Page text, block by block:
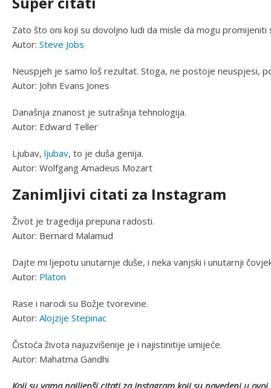
Zato što oni koji su dovoljno ludi da misle da mogu
Autor: Steve Jobs
Neuspjeh je samo loš rezultat. Stoga, ne postoje neuspjesi,
Autor: John Evans Jones
Današnja znanost je sutrašnja tehnologija.
Autor: Edward Teller
Ljubav, ljubav, to je duša genija.
Autor: Wolfgang Amadeus Mozart
Zanimljivi citati za Instagram
Život je tragedija prepuna radosti.
Autor: Bernard Malamud
Dajte mi ljepotu unutarnje duše, i neka vanjski i unutarnji
Autor: Platon
Rase i narodi su Božje tvorevine.
Autor: Alojzije Stepinac
Čistoća života najuzvišenije je i najistinitije umijeće.
Autor: Mahatma Gandhi
Koji su vama najljepši citati za Instagram koji su navedeni u